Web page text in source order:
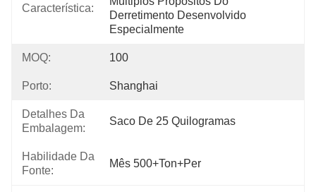
Característica:
Derretimento Desenvolvido
Especialmente
MOQ: 100
Porto: Shanghai
Detalhes Da
Embalagem:
Saco De 25 Quilogramas
Habilidade Da
Fonte:
Mês 500+Ton+per